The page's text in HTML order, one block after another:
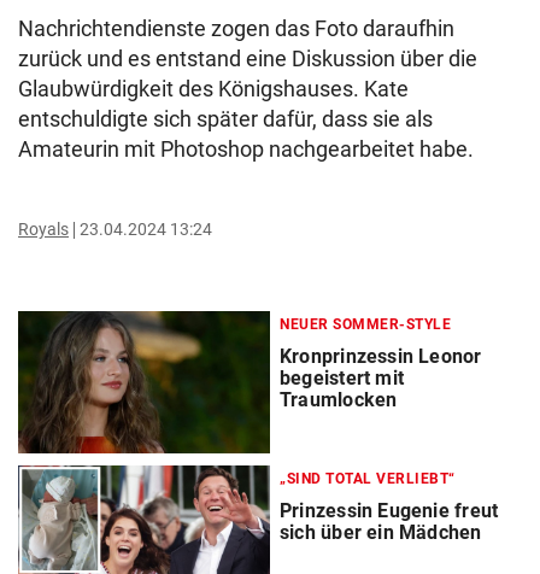
Nachrichtendienste zogen das Foto daraufhin
zurück und es entstand eine Diskussion über die
Glaubwürdigkeit des Königshauses. Kate
entschuldigte sich später dafür, dass sie als
Amateurin mit Photoshop nachgearbeitet habe.
Royals 23.04.2024 13:24
NEUER SOMMER-STYLE
Kronprinzessin Leonor
begeistert mit
Traumlocken
„SIND TOTAL VERLIEBT“
Prinzessin Eugenie freut
sich über ein Mädchen